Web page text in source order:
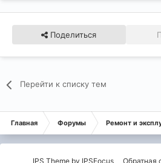
Поделиться
Перейти к списку тем
Главная Форумы Ремонт и
IPS Themeby IPSFocus Обратная